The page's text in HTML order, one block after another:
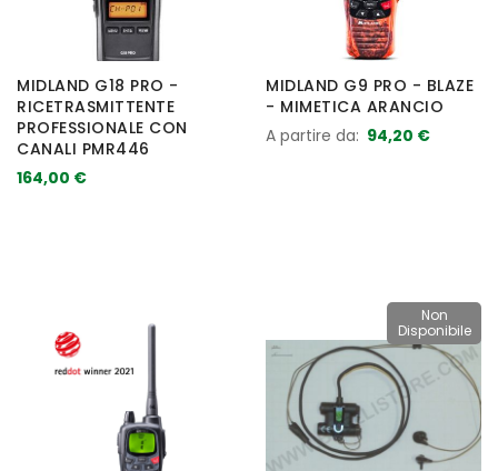
MIDLAND G18 PRO -
RICETRASMITTENTE
PROFESSIONALE CON
CANALI PMR446
164,00 €
MIDLAND G9 PRO - BLAZE
- MIMETICA ARANCIO
A partire da 94,20 €
Non
Disponibile